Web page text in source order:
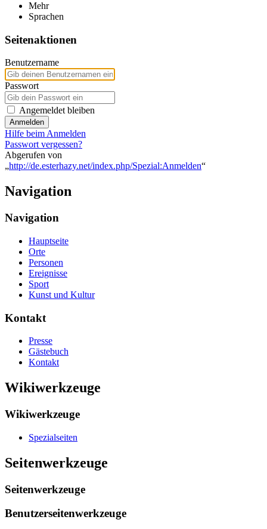
Mehr
Sprachen
Seitenaktionen
Benutzername
Passwort
Angemeldet bleiben
Anmelden
Hilfe beim Anmelden
Passwort vergessen?
Abgerufen von
„http://de.esterhazy.net/index.php/Spezial:Anmelden“
Navigation
Navigation
Hauptseite
Orte
Personen
Ereignisse
Sport
Kunst und Kultur
Kontakt
Presse
Gästebuch
Kontakt
Wikiwerkzeuge
Wikiwerkzeuge
Spezialseiten
Seitenwerkzeuge
Seitenwerkzeuge
Benutzerseitenwerkzeuge